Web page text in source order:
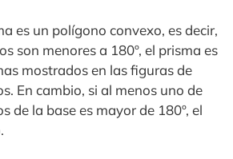
es un polígono convexo, es decir,
son menores a 180º, el prisma es
mostrados en las figuras de
En cambio, si al menos uno de
de la base es mayor de 180º, el